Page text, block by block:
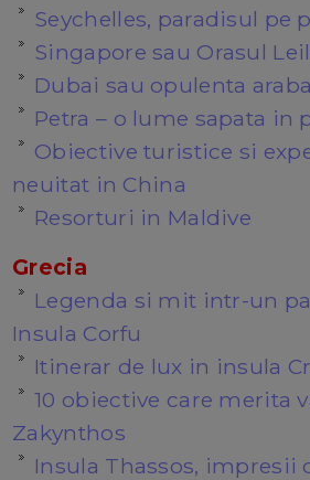
Seychelles, paradisul pe
Singapore sau Orasul
Dubai sau opulenta araba
Petra – o lume sapata in
Obiective turistice si
neuitat in China
Resorturi in Maldive
Grecia
Legenda si mit intr-un
Insula Corfu
Itinerar de lux in insula
10 obiective care merita
Zakynthos
Insula Thassos, impresii